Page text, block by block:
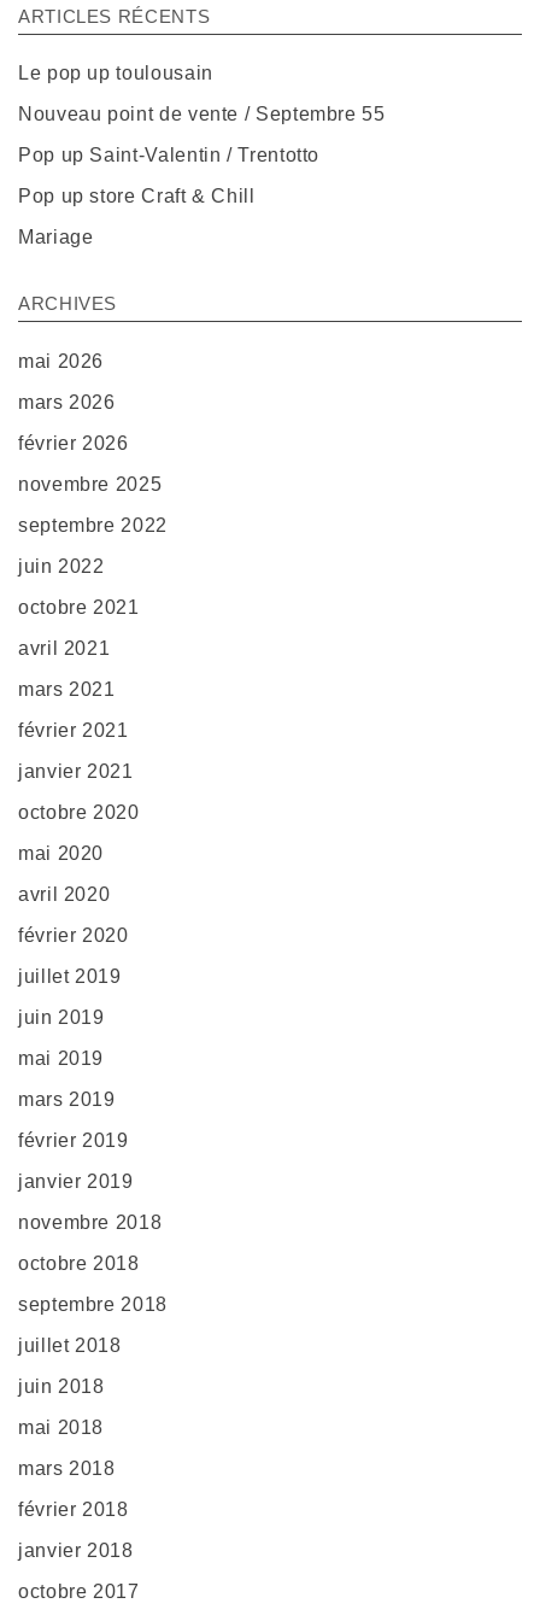
ARTICLES RÉCENTS
Le pop up toulousain
Nouveau point de vente / Septembre 55
Pop up Saint-Valentin / Trentotto
Pop up store Craft & Chill
Mariage
ARCHIVES
mai 2026
mars 2026
février 2026
novembre 2025
septembre 2022
juin 2022
octobre 2021
avril 2021
mars 2021
février 2021
janvier 2021
octobre 2020
mai 2020
avril 2020
février 2020
juillet 2019
juin 2019
mai 2019
mars 2019
février 2019
janvier 2019
novembre 2018
octobre 2018
septembre 2018
juillet 2018
juin 2018
mai 2018
mars 2018
février 2018
janvier 2018
octobre 2017